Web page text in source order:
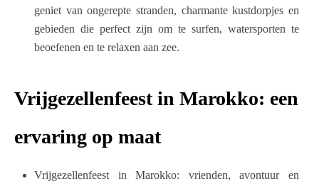
geniet van ongerepte stranden, charmante kustdorpjes en
gebieden die perfect zijn om te surfen, watersporten te
beoefenen en te relaxen aan zee.
Vrijgezellenfeest in Marokko: een
ervaring op maat
Vrijgezellenfeest in Marokko: vrienden, avontuur en